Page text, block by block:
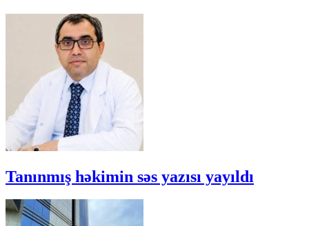
Tanınmış həkimin səs yazısı yayıldı